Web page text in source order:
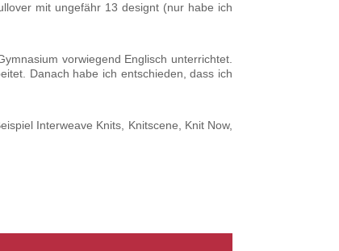
mit ungefähr 13 designt (nur habe ich
vorwiegend Englisch unterrichtet.
Danach habe ich entschieden, dass ich
Interweave Knits, Knitscene, Knit Now,